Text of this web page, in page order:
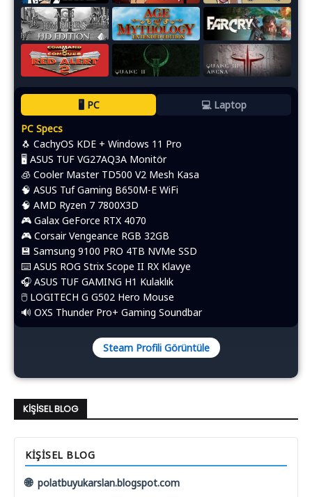
🖥️ PC
💻 Laptop
PC Specs
🐧 CachyOS KDE + Windows 11 Pro
🖥️ ASUS TUF VG27AQ3A Monitör
🧊 Cooler Master TD500 V2 Mesh Kasa
🧠 ASUS Tuf Gaming B650M-E WiFi
🧠 AMD Ryzen 7 7800X3D
🎮 Galax GeForce RTX 4070
🎮 Corsair Vengeance RGB 32GB
💾 Samsung 9100 PRO 4TB NVMe SSD
⌨️​ ASUS ROG Strix Scope II RX Klavye
🎧 ASUS TUF GAMING H1 Kulaklık
🖱️​ LOGITECH G G502 Hero Mouse
🔊 OXS Thunder Pro+ Gaming Soundbar
Steam Profili Görüntüle
KIŞISEL BLOG
KIŞISEL BLOG
🌐 polatbuyukarslan.blogspot.com